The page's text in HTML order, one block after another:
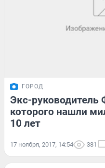
ГОРОД
Экс-руководитель
которого нашли
10 лет
17 ноября, 2017, 14:54 381